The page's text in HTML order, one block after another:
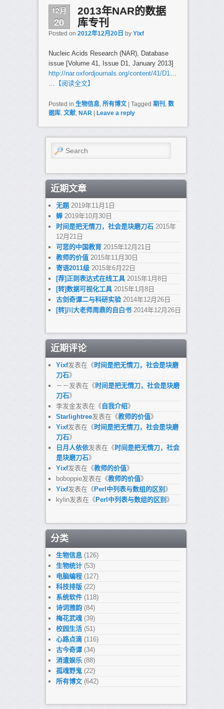
12月
20
2013年NAR的数据
库专刊
Posted on 2012年12月20日 by Yixf
Nucleic Acids Research (NAR), Database
issue [Volume 41, Issue D1, January 2013]
http://nar.oxfordjournals.org/content/41/D1…
… 【阅读全文】
Posted in 生物信息, 所有博文 | Tagged 期刊
数
据库, 文献, NAR | Leave a reply
Search
近期文章
无题 2019年11月1日
蝉 2019年10月30日
时间是把无情刀，社会是块磨刀石 2015年
12月21日
可悲的中国教育 2015年12月21日
教师的价值 2015年11月30日
寄语2011级 2015年6月22日
[荐]正则表达式在线工具 2015年1月8日
[转]数据可视化工具 2015年1月8日
古剑奇谭二与科研实验 2014年12月26日
[转]川大老师周鼎的自白书 2014年12月26日
近期评论
Yixf发表在《 时间是把无情刀，社会是块磨
刀石》
－－发表在《 时间是把无情刀，社会是块磨
刀石》
李发金发表在《 自我介绍》
Starlightree发表在《教师的价值》
Yixf发表在《 时间是把无情刀，社会是块磨
刀石》
日月人依依发表在《 时间是把无情刀，社会
是块磨刀石》
Yixf发表在《教师的价值》
boboppie发表在《教师的价值》
Yixf发表在《 Perl中列表与数组的区别 》
kylin发表在《 Perl中列表与数组的区别 》
分类
生物信息 (126)
生物统计(53)
电脑编程(127)
科技排版(22)
系统软件(118)
诗词雅韵(84)
梅花武魂(39)
校园生活(51)
心路点滴(116)
古今奇谭(34)
消遣娱乐(88)
孤魂野鬼 (22)
所有博文(642)